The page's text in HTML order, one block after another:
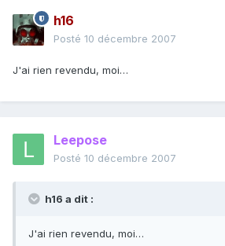
h16
Posté 10 décembre 2007
J'ai rien revendu, moi…
Leepose
Posté 10 décembre 2007
h16 a dit :
J'ai rien revendu, moi…